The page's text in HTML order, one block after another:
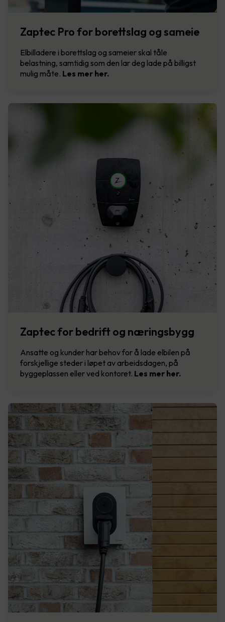
Zaptec Pro for borettslag og sameie
Elbilladere i borettslag og sameier skal tåle
belastning, samtidig som den lar deg lade på billigst
mulig måte. Les mer her.
Zaptec for bedrift og næringsbygg
Ansatte og kunder har behov for å lade elbilen på
forskjellige steder i løpet av arbeidsdagen, på
byggeplassen eller ved kontoret. Les mer her.